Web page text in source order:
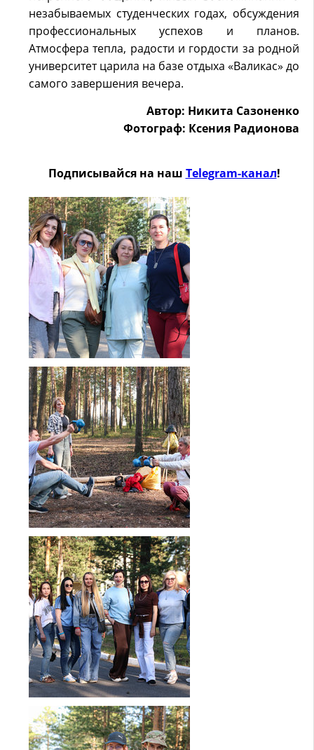
незабываемых студенческих годах, обсуждения
профессиональных успехов и планов.
Атмосфера тепла, радости и гордости за родной
университет царила на базе отдыха «Валикас» до
самого завершения вечера.
Автор: Никита Сазоненко
Фотограф: Ксения Радионова
Подписывайся на наш Telegram-канал!